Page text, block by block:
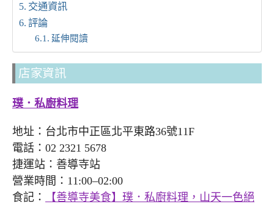
交通資訊
評論
延伸閱讀
店家資訊
璞．私廚料理
地址：台北市中正區北平東路36號11F
電話：02 2321 5678
捷運站：善導寺站
營業時間：11:00–02:00
食記：
【善導寺美食】璞．私廚料理，山天一色絕